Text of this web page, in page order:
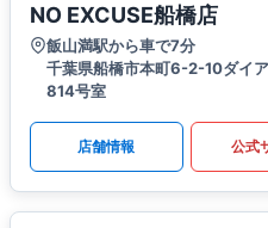
NO EXCUSE船橋店
飯山満駅から車で7分
千葉県船橋市本町6-2-10ダイ
814号室
店舗情報 公式